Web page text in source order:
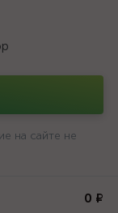
на сайте не
0 ₽